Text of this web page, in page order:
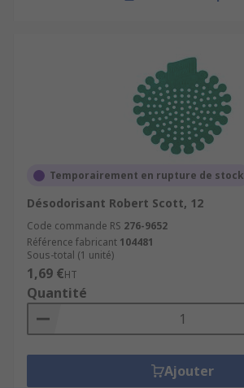
Temporairement en rupture de stock
Désodorisant Robert Scott, 12
Code commande RS 276-9652
Référence fabricant 104481
Sous-total (1 unité)
1,69 €HT
Quantité
Ajouter